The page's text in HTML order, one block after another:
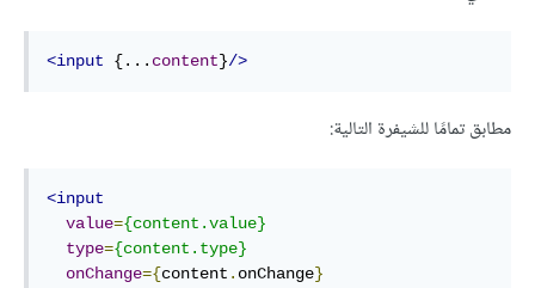
<input {... content}/>
مطابق تمامًا للشيفرة التالية:
<input
value={content.value}
type={content.type}
onChange={content . onChange}